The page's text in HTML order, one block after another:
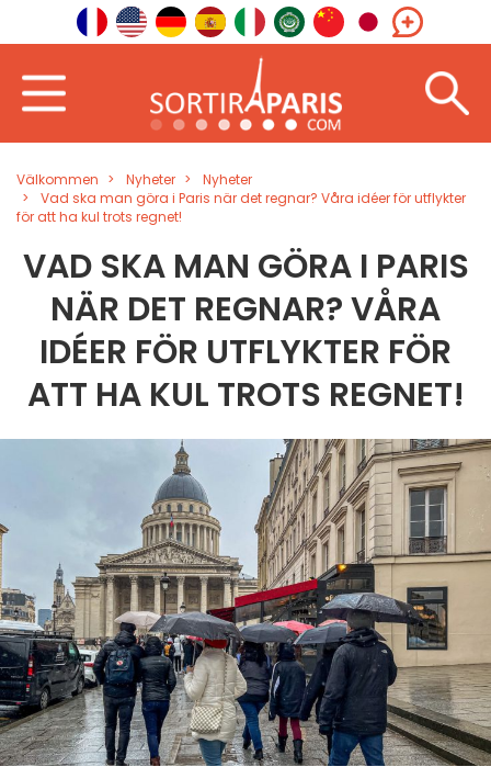
Välkommen Nyheter
Nyheter
Vad ska man göra i Paris när det regnar? Våra idéer för utflykter
för att ha kul trots regnet!
VAD SKA MAN GÖRA I PARIS
NÄR DET REGNAR? VÅRA
IDÉER FÖR UTFLYKTER FÖR
ATT HA KUL TROTS REGNET!